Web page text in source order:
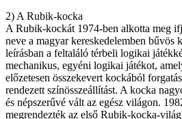
2) A Rubik-kocka
A Rubik-kockát 1974-ben alkotta meg
neve a magyar kereskedelemben bűvös
leírásban a feltaláló térbeli logikai
mechanikus, egyéni logikai játékot,
előzetesen összekevert kockából
rendezett színösszeállítást. A kocka
és népszerűvé vált az egész világon.
megrendezték az első Rubik-kocka-